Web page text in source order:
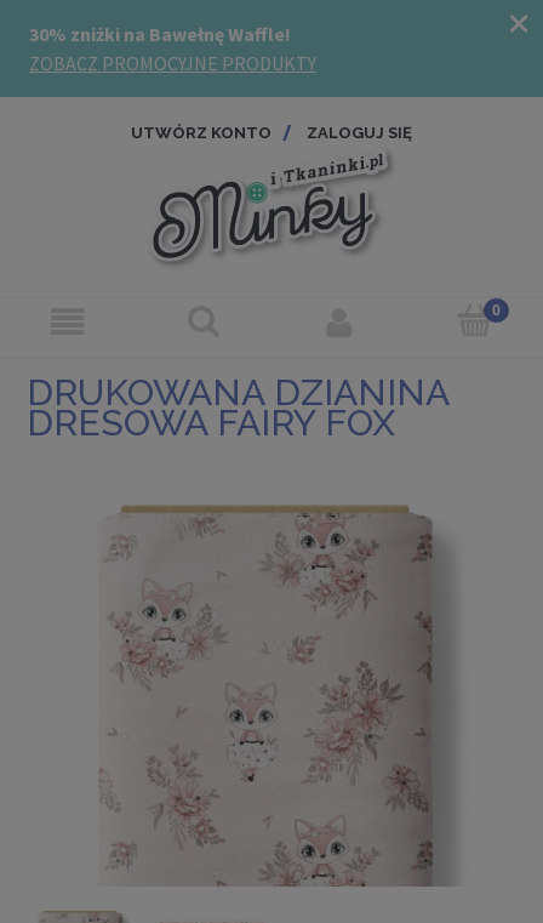
UTWÓRZ KONTO ZALOGUJ SIĘ
DRUKOWANA DZIANINA
DRESOWA FAIRY FOX